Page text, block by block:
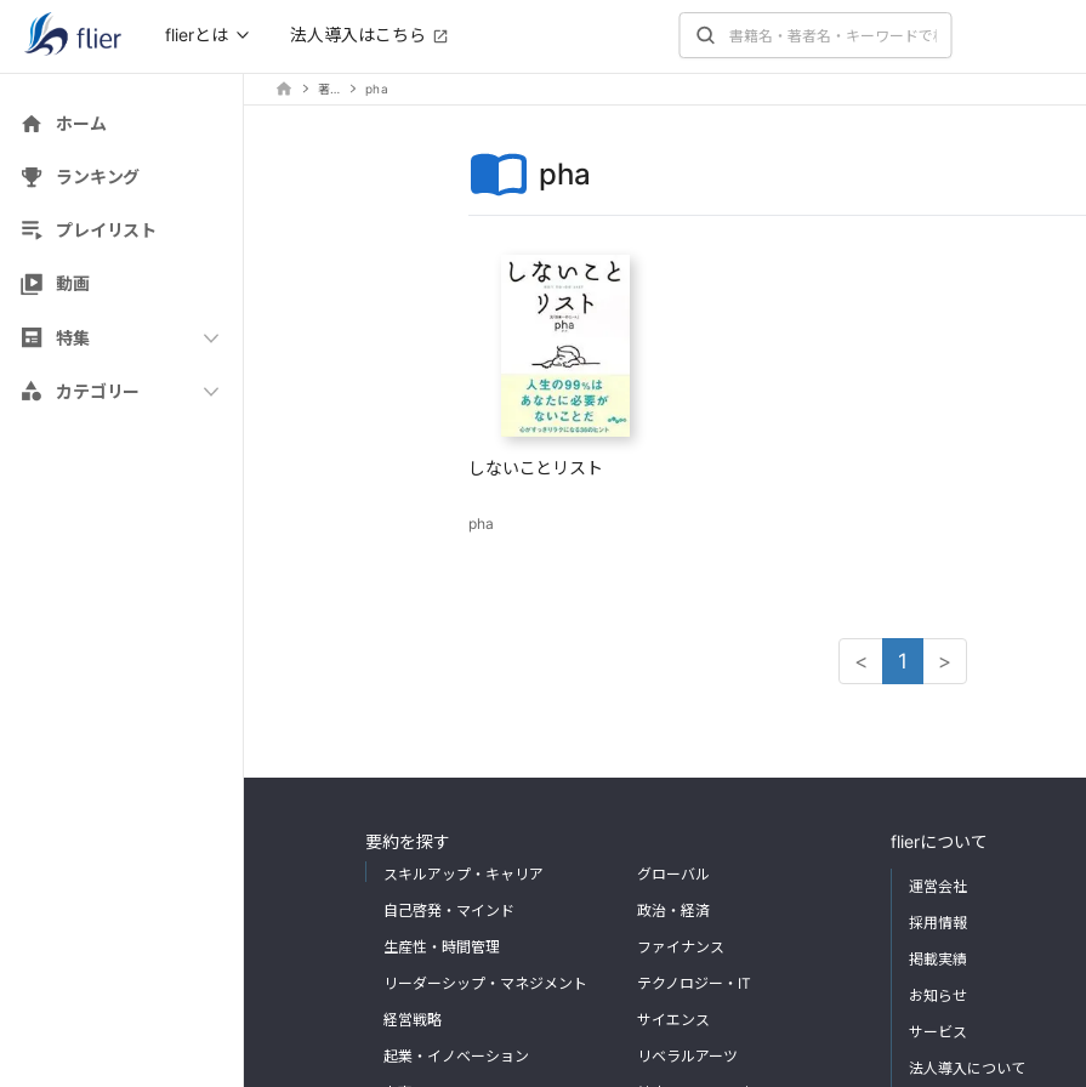
flierとは 法人導入はこちら
ホーム
ランキング
プレイリスト
動画
特集
カテゴリー
著者 pha
pha
しないことリスト
pha
< 1 >
要約を探す
スキルアップ・キャリア
自己啓発・マインド
生産性・時間管理
リーダーシップ・マネジメント
経営戦略
起業・イノベーション
グローバル
政治・経済
ファイナンス
テクノロジー・IT
サイエンス
リベラルアーツ
flierについて
運営会社
採用情報
掲載実績
お知らせ
サービス
法人導入について